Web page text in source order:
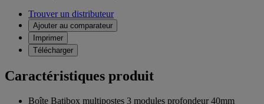
Trouver un distributeur
Ajouter au comparateur
Imprimer
Télécharger
Caractéristiques produit
Boîte Batibox multipostes 3 modules profondeur 40mm